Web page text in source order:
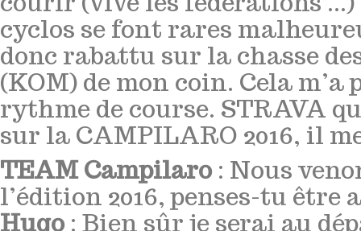
cyclos se font rares
donc rabattu sur la chasse
(KOM) de mon coin. Cela m’a
rythme de course. STRAVA
sur la CAMPILARO 2016, il
TEAM Campilaro: Nous
l’édition 2016, penses-tu être
Hugo: Bien sûr je serai au